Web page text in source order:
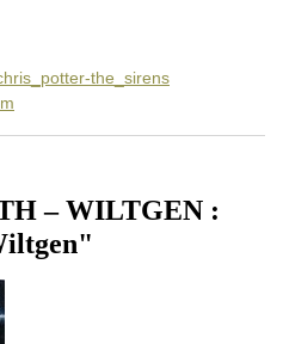
the_sirens
– WILTGEN :